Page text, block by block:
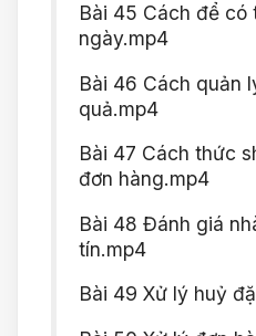
Bài 45 Cách để có
ngày.mp4
Bài 46 Cách quản
quả.mp4
Bài 47 Cách thức
đơn hàng.mp4
Bài 48 Đánh giá
tín.mp4
Bài 49 Xử lý huỷ